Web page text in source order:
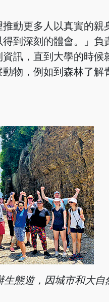
推動更多人以真實的
到深刻的體會。」
訊，直到大學的時
物，例如到森林了
生態遊，因城市和大自